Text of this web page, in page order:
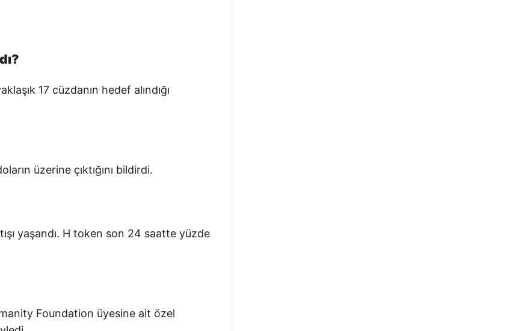
17 cüzdanın hedef alındığı
üzerine çıktığını bildirdi.
yaşandı. H token son 24 saatte yüzde
Foundation üyesine ait özel